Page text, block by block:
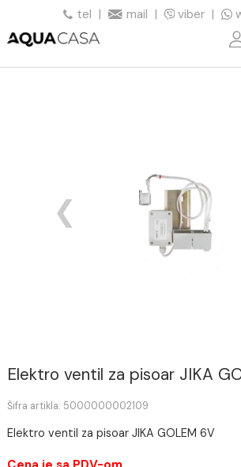
tel | mail | viber |
Elektro ventil za pisoar JIKA